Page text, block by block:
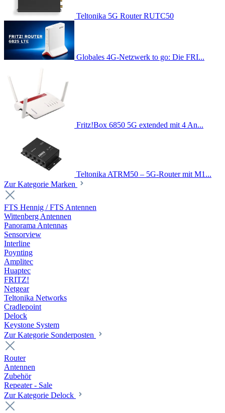
Teltonika 5G Router RUTC50
Globales 4G-Netzwerk to go: Die FRI...
Fritz!Box 6850 5G extended mit 4 An...
Teltonika ATRM50 – 5G-Router mit M1...
Zur Kategorie Marken
FTS Hennig / FTS Antennen
Wittenberg Antennen
Panorama Antennas
Sensorview
Interline
Poynting
Amplitec
Huaptec
FRITZ!
Netgear
Teltonika Networks
Cradlepoint
Delock
Keystone System
Zur Kategorie Sonderposten
Router
Antennen
Zubehör
Repeater - Sale
Zur Kategorie Delock